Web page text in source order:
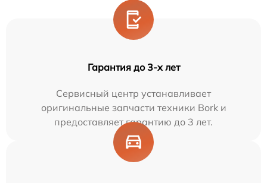
Гарантия до 3-х лет
Сервисный центр устанавливает
оригинальные запчасти техники Bork и
предоставляет гарантию до 3 лет.